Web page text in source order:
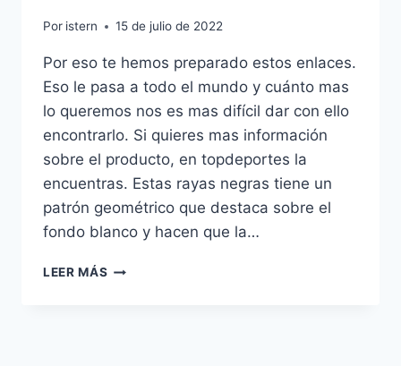
Por istern 15 de julio de 2022
Por eso te hemos preparado estos enlaces.
Eso le pasa a todo el mundo y cuánto mas
lo queremos nos es mas difícil dar con ello
encontrarlo. Si quieres mas información
sobre el producto, en topdeportes la
encuentras. Estas rayas negras tiene un
patrón geométrico que destaca sobre el
fondo blanco y hacen que la…
LEER MÁS TODAS